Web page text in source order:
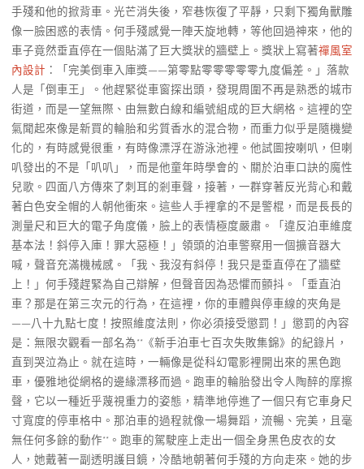
手殘和他的掀背車。光芒消失後，窄巷恢復了平靜，只剩下獨角獸雕
像一臉困惑的表情。何手殘感覺一陣天旋地轉，等他回過神來，他的
車子竟然垂直停在一個貼滿了巨大獎狀的牆壁上。獎狀上寫著禪風室
內設計 ：「完美倒車入庫獎——第零點零零零零零九度偏差。」落款
人是「倒車王」。他趕緊從車窗探出頭，發現周圍不再是熟悉的城市
街道，而是一望無際、由無數白線和編號組成的巨大網格。這裡的空
氣聞起來像是新買的輪胎和劣質香水的混合物，而重力似乎是隨機變
化的，有時感覺很重，有時像漂浮在游泳池裡。他試圖按喇叭，但喇
叭發出的不是「叭叭」，而是他童年時學會的、關於泊車口訣的魔性
兒歌。四面八方傳來了刺耳的剎車聲，接著，一群穿著反光背心和戴
著白色安全帽的人朝他衝來。這些人手裡拿的不是警棍，而是長長的
測量尺和巨大的電子角度儀，臉上的表情極度嚴肅。「違反泊車維度
基本法！斜停入庫！罪大惡極！」領頭的泊車警察用一個擴音器大
喊，聲音充滿機械感。「我、我沒有斜停！我只是垂直停在了牆壁
上！」何手殘趕緊為自己辯解，但聲音因為恐懼而顫抖。「垂直泊
車？那是在第三次元的行為，在這裡，你的車體與停車線的夾角是
——八十九點七度！按照維度法則，你必須接受懲罰！」懲罰的內容
是：無限次觀看一部名為**《新手泊車七百次失敗集錦》的紀錄片，
直到哭泣為止。就在這時，一輛像是從科幻電影裡開出來的黑色跑
車，優雅地從網格的邊緣漂移而過。跑車的輪胎發出令人陶醉的摩擦
聲，它以一種近乎蔑視重力的姿態，精準地停進了一個只有它車身尺
寸寬度的停車格中。那泊車的過程就像一場舞蹈，流暢、完美，且毫
無任何多餘的動作**。跑車的駕駛座上走出一個全身黑色皮衣的女
人，她戴著一副透明護目鏡，冷酷地朝著何手殘的方向走來。她的步